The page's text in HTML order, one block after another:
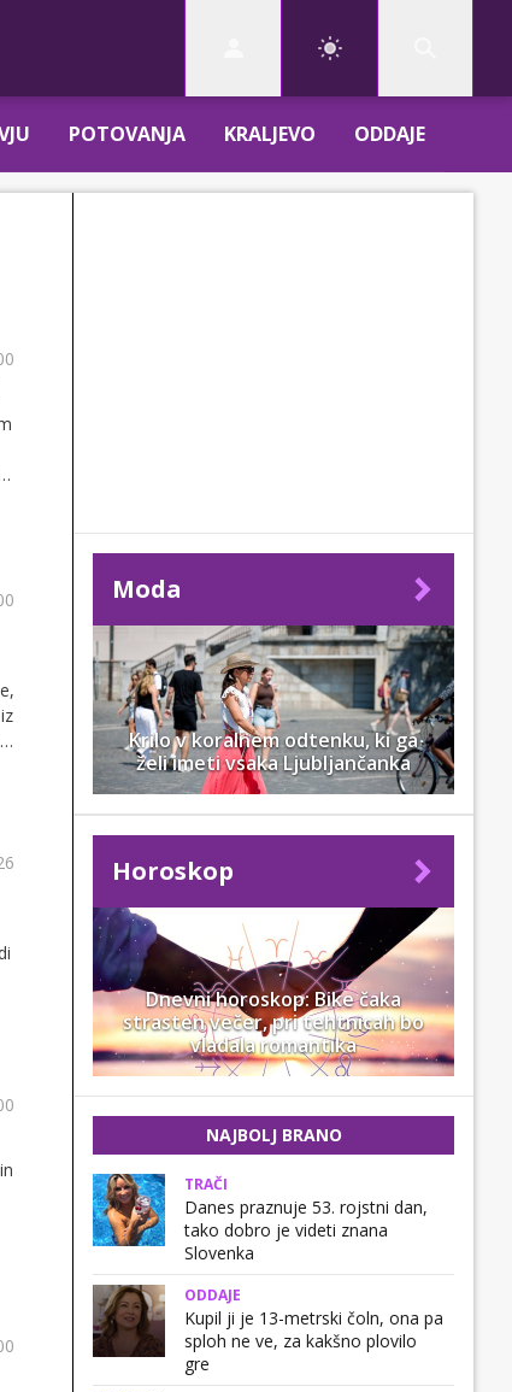
POTOVANJA KRALJEVO ODDAJE
Moda
Krilo v koralnem odtenku, ki ga
želi imeti vsaka Ljubljančanka
Horoskop
Dnevni horoskop: Bike čaka
strasten večer, pri tehtnicah bo
vladala romantika
NAJBOLJ BRANO
TRAČI
Danes praznuje 53. rojstni dan,
tako dobro je videti znana
Slovenka
ODDAJE
Kupil ji je 13-metrski čoln, ona pa
sploh ne ve, za kakšno plovilo
gre